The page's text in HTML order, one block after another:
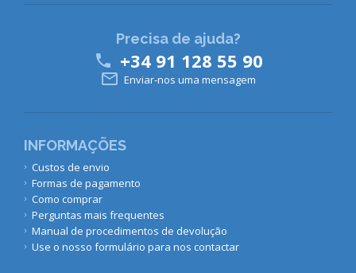
INFORMAÇÕES
Custos de envio
Formas de pagamento
Como comprar
Perguntas mais frequentes
Manual de procedimentos de devolução
Use o nosso formulário para nos contactar
Precisa de ajuda?
 +34 91 128 55 90
 Enviar-nos uma mensagem